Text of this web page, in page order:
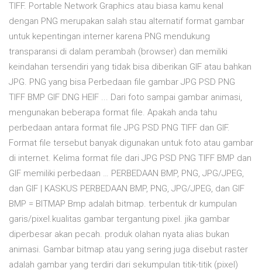
TIFF. Portable Network Graphics atau biasa kamu kenal
dengan PNG merupakan salah stau alternatif format gambar
untuk kepentingan interner karena PNG mendukung
transparansi di dalam perambah (browser) dan memiliki
keindahan tersendiri yang tidak bisa diberikan GIF atau bahkan
JPG. PNG yang bisa Perbedaan file gambar JPG PSD PNG
TIFF BMP GIF DNG HEIF ... Dari foto sampai gambar animasi,
mengunakan beberapa format file. Apakah anda tahu
perbedaan antara format file JPG PSD PNG TIFF dan GIF.
Format file tersebut banyak digunakan untuk foto atau gambar
di internet. Kelima format file dari JPG PSD PNG TIFF BMP dan
GIF memiliki perbedaan … PERBEDAAN BMP, PNG, JPG/JPEG,
dan GIF | KASKUS PERBEDAAN BMP, PNG, JPG/JPEG, dan GIF
BMP = BITMAP Bmp adalah bitmap. terbentuk dr kumpulan
garis/pixel.kualitas gambar tergantung pixel. jika gambar
diperbesar akan pecah. produk olahan nyata alias bukan
animasi. Gambar bitmap atau yang sering juga disebut raster
adalah gambar yang terdiri dari sekumpulan titik-titik (pixel)